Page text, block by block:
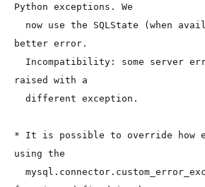
Python exceptions. We
better error.
raised with a
* It is possible to override how
using the